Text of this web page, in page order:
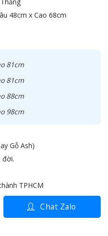
48cm x Cao 68cm
81cm
81cm
88cm
98cm
Gỗ Ash)
đời.
TPHCM
Chat Zalo
số lượng